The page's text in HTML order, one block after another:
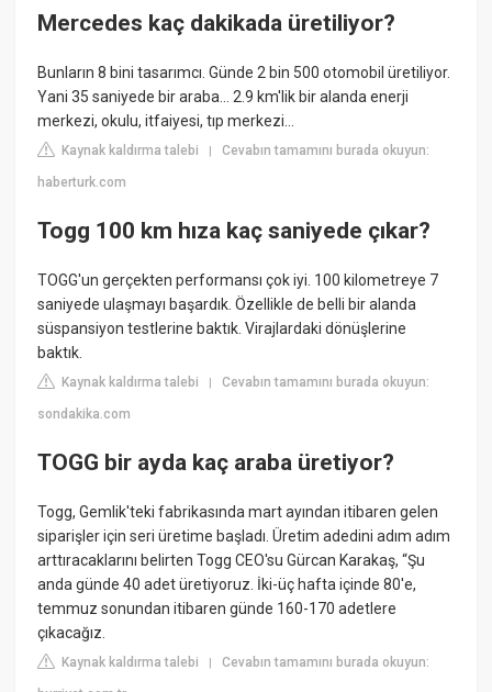
Mercedes kaç dakikada üretiliyor?
Bunların 8 bini tasarımcı. Günde 2 bin 500 otomobil üretiliyor.
Yani 35 saniyede bir araba... 2.9 km'lik bir alanda enerji
merkezi, okulu, itfaiyesi, tıp merkezi...
Kaynak kaldırma talebi |Cevabın tamamını burada okuyun:
haberturk.com
Togg 100 km hıza kaç saniyede çıkar?
TOGG'un gerçekten performansı çok iyi. 100 kilometreye 7
saniyede ulaşmayı başardık. Özellikle de belli bir alanda
süspansiyon testlerine baktık. Virajlardaki dönüşlerine
baktık.
Kaynak kaldırma talebi |Cevabın tamamını burada okuyun:
sondakika.com
TOGG bir ayda kaç araba üretiyor?
Togg, Gemlik'teki fabrikasında mart ayından itibaren gelen
siparişler için seri üretime başladı. Üretim adedini adım adım
arttıracaklarını belirten Togg CEO'su Gürcan Karakaş, “Şu
anda günde 40 adet üretiyoruz. İki-üç hafta içinde 80'e,
temmuz sonundan itibaren günde 160-170 adetlere
çıkacağız.
Kaynak kaldırma talebi |Cevabın tamamını burada okuyun: